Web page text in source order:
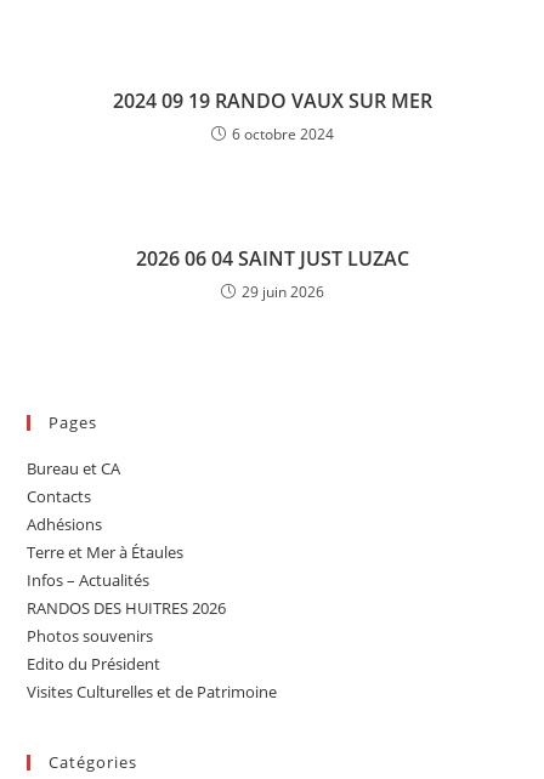
2024 09 19 RANDO VAUX SUR MER
6 octobre 2024
2026 06 04 SAINT JUST LUZAC
29 juin 2026
Pages
Bureau et CA
Contacts
Adhésions
Terre et Mer à Étaules
Infos – Actualités
RANDOS DES HUITRES 2026
Photos souvenirs
Edito du Président
Visites Culturelles et de Patrimoine
Catégories